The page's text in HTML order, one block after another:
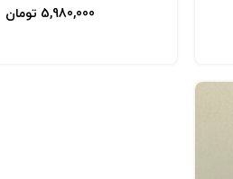
5,980,000 تومان